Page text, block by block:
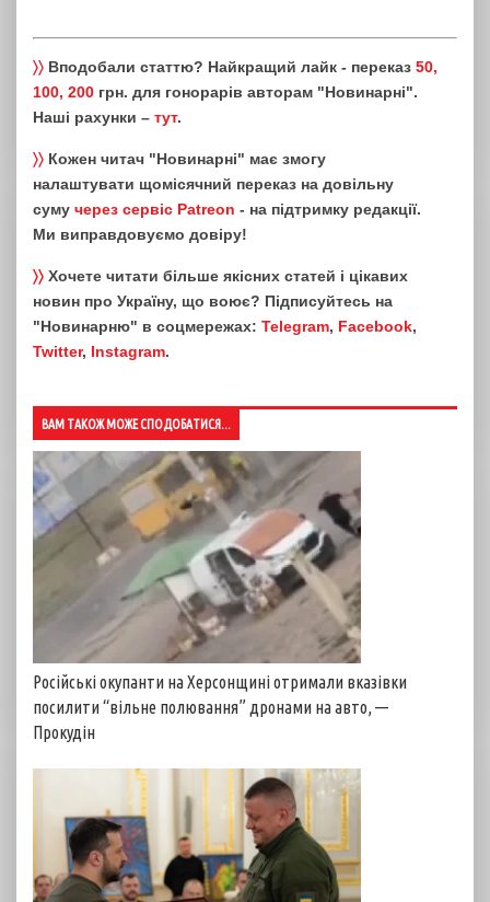
〉〉 Вподобали статтю? Найкращий лайк - переказ 50,
100, 200 грн. для гонорарів авторам "Новинарні".
Наші рахунки – тут.
〉〉 Кожен читач "Новинарні" має змогу
налаштувати щомісячний переказ на довільну
суму через сервіс Patreon - на підтримку редакції.
Ми виправдовуємо довіру!
〉〉 Хочете читати більше якісних статей і цікавих
новин про Україну, що воює? Підписуйтесь на
"Новинарню" в соцмережах: Telegram, Facebook,
Twitter, Instagram.
ВАМ ТАКОЖ МОЖЕ СПОДОБАТИСЯ...
Російські окупанти на Херсонщині отримали вказівки
посилити “вільне полювання” дронами на авто, —
Прокудін